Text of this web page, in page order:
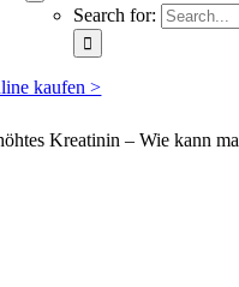
Search for:
kaufen >
Kreatinin – Wie kann